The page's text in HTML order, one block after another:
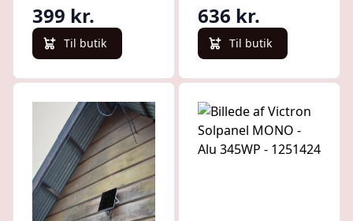
399 kr.
Til butik
636 kr.
Til butik